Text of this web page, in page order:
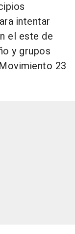
intentar
el este de
y grupos
23